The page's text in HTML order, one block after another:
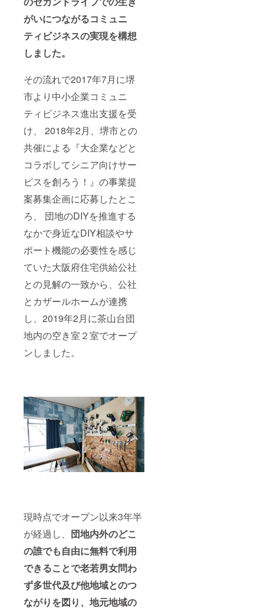
がいにつながるコミュニ
ティビジネスの実現を構想
しました。
その流れで2017年7月に堺
市より中小企業コミュニ
ティビジネス進出支援を受
け、 2018年2月、堺市との
共催による『大企業などと
コラボしてシニア向けサー
ビスを創ろう！』の事業提
案募集企画に応募したとこ
ろ、 団地のDIYを推進する
なかで身近なDIY相談やサ
ポート機能の必要性を感じ
ていた大阪府住宅供給公社
との見解の一致から、公社
とカザールホームが連携
し、2019年2月に茶山台団
地内の空き室２室でオープ
ンしました。
現時点でオープン以来3年半
が経過し、 団地内外のどこ
の誰でも自由に無料で利用
できることで老若男女問わ
ず多世代及び他地域とのつ
ながりを図り、地元地域の